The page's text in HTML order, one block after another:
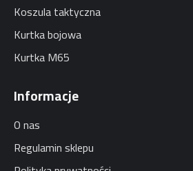
Koszula taktyczna
Kurtka bojowa
Kurtka M65
Informacje
O nas
Regulamin sklepu